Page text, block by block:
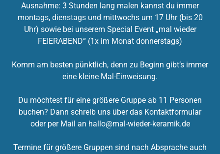
Ausnahme: 3 Stunden lang malen kannst du immer
montags, dienstags und mittwochs um 17 Uhr (bis 20
Uhr) sowie bei unserem Special Event „mal wieder
FEIERABEND“ (1x im Monat donnerstags)
Komm am besten pünktlich, denn zu Beginn gibt’s immer
eine kleine Mal-Einweisung.
Du möchtest für eine größere Gruppe ab 11 Personen
buchen? Dann schreib uns über das Kontaktformular
oder per Mail an hallo@mal-wieder-keramik.de
Termine für größere Gruppen sind nach Absprache auch